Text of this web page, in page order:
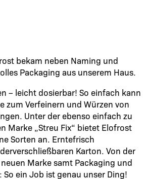
bekam neben Naming und
Packaging aus unserem Haus.
– leicht dosierbar! So einfach kann
zum Verfeinern und Würzen von
Unter der ebenso einfach zu
Marke „Streu Fix“ bietet Elofrost
Sorten an. Erntefrisch
Karton. Von der
Marke samt Packaging und
ein Job ist genau unser Ding!